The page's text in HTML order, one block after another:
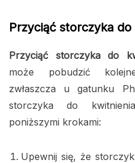
Przyciąć storczyka
Przyciąć storczyka do
może pobudzić
zwłaszcza u gatunku
storczyka do
poniższymi krokami:
Upewnij się, że